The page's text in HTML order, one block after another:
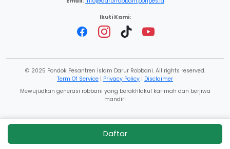
Ikuti Kami:
© 2025 Pondok Pesantren Islam Darur Robbani. All rights reserved.
Term Of Service | Privacy Policy | Disclaimer
Mewujudkan generasi robbani yang berakhlakul karimah dan berjiwa
mandiri
Daftar